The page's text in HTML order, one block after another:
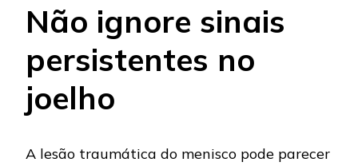
Não ignore sinais
persistentes no
joelho
A lesão traumática do menisco pode parecer